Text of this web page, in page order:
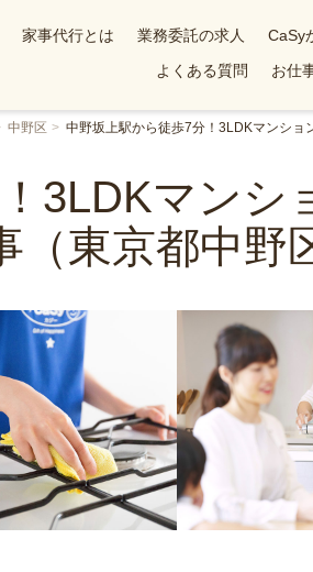
家事代行とは 業務委託の求人 CaSy
よくある質問
お仕
中野区 中野坂上駅から徒歩7分！3LDKマンショ
3LDKマンシ
東京都中野